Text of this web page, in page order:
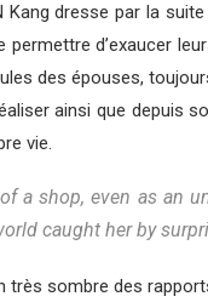
dresse par la
d’exaucer
des épouses,
ainsi que depuis
vie.
a shop, even as an
caught her by
sombre des